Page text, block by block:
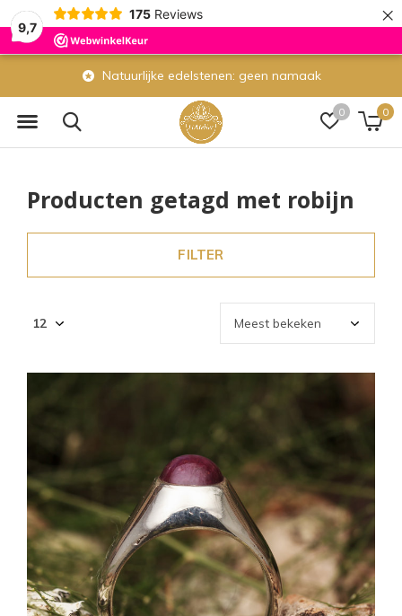
9,7
175 Reviews ×
0 0
Eigen atelier: wij maken veel sieraden zelf
Producten getagd met robijn
FILTER